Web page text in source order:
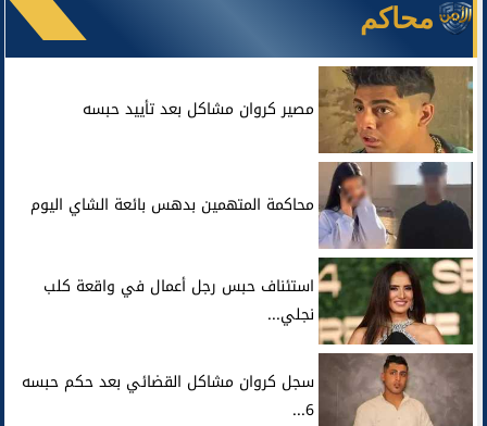
محاكم
مصير كروان مشاكل بعد تأييد حبسه
محاكمة المتهمين بدهس بائعة الشاي اليوم
استئناف حبس رجل أعمال في واقعة كلب
نجلي...
سجل كروان مشاكل القضائي بعد حكم حبسه
6...